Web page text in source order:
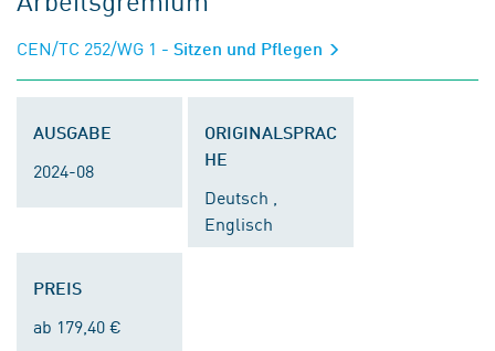
CEN/TC 252/WG 1 - Sitzen und Pflegen
AUSGABE
2024-08
ORIGINALSPRAC
HE
Deutsch ,
Englisch
PREIS
ab 179,40 €